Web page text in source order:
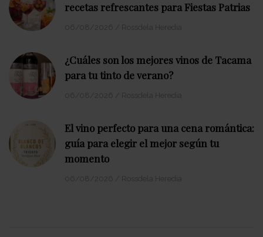
recetas refrescantes para Fiestas Patrias
¿Cuáles son los mejores vinos de Tacama
para tu tinto de verano?
El vino perfecto para una cena romántica:
guía para elegir el mejor según tu
momento